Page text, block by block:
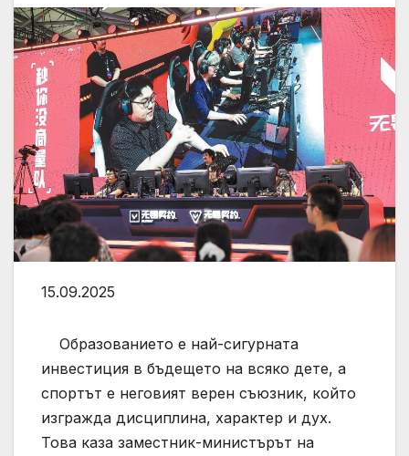
15.09.2025
Образованието е най-сигурната
инвестиция в бъдещето на всяко дете, а
спортът е неговият верен съюзник, който
изгражда дисциплина, характер и дух.
Това каза заместник-министърът на